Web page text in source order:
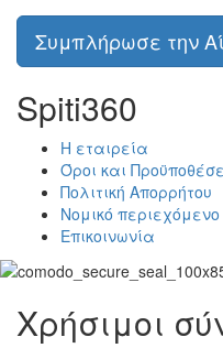
Συμπλήρωσε την
Spiti360
Η εταιρεία
Όροι και
Πολιτική Απορρήτου
Νομικό περιεχόμενο
Επικοινωνία
Χρήσιμοι